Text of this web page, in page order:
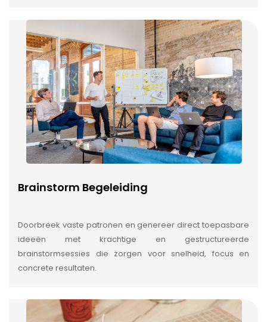
Brainstorm Begeleiding
Doorbreek vaste patronen en genereer direct toepasbare
ideeën met krachtige en gestructureerde
brainstormsessies die zorgen voor snelheid, focus en
concrete resultaten.